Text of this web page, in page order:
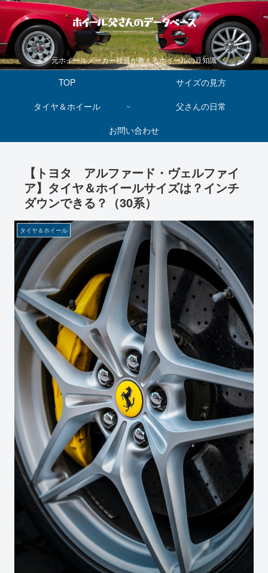
ホイール父さんのデータベース
元ホイールメーカー社員が教えるホイールの豆知識
TOP
サイズの見方
タイヤ＆ホイール
父さんの日常
お問い合わせ
【トヨタ アルファード・ヴェルファイ
ア】タイヤ＆ホイールサイズは？インチ
ダウンできる？（30系）
タイヤ＆ホイール